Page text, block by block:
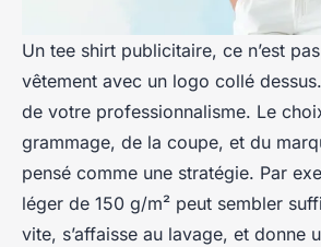
Un tee shirt publicitaire, ce n’est
vêtement avec un logo collé
de votre professionnalisme. Le
grammage, de la coupe, et du
pensé comme une stratégie. Par
léger de 150 g/m² peut sembler
vite, s’affaisse au lavage, et donne